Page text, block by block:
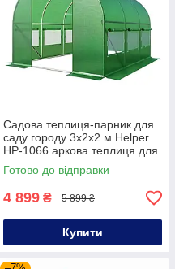
Садова теплиця-парник для
саду городу 3х2х2 м Helper
HP-1066 аркова теплиця для
саду плівковий парник
Готово до відправки
4 899 ₴ 5 899 ₴
Купити